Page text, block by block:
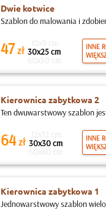
Dwie kotwice
Szablon do malowania i
47 zł 30x25 cm
INNE
Kierownica zabytkowa 2
Ten dwuwarstwowy szablon
64zł 30x30 cm
INNE
Kierownica zabytkowa 1
Jednowarstwowy szablon